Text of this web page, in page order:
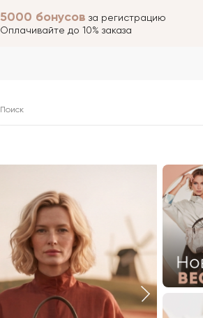
5000 бонусов за регистрацию
Оплачивайте до 10% заказа